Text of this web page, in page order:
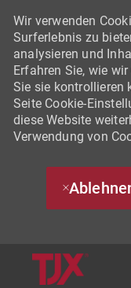
Wir verwenden
Surferlebnis zu
analysieren und
Erfahren Sie, wie
Sie sie kontrollieren
Seite Cookie-
diese Website
Verwendung von